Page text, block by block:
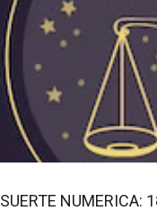
SUERTE NUMERICA: